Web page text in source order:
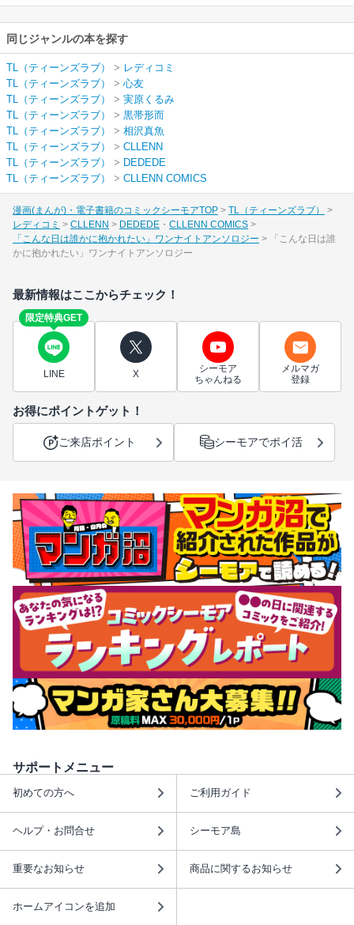
同じジャンルの本を探す
TL（ティーンズラブ） > レディコミ
TL（ティーンズラブ）
> 心友
TL（ティーンズラブ）
> 実原くるみ
TL（ティーンズラブ）
> 黒帯形而
TL（ティーンズラブ）
> 相沢真魚
TL（ティーンズラブ）
> CLLENN
TL（ティーンズラブ）
> DEDEDE
TL（ティーンズラブ）
> CLLENN COMICS
漫画(まんが)・電子書籍のコミックシーモアTOP
TL（ティーンズラブ）
レディコミ
CLLENN DEDEDE
CLLENN COMICS
「こんな日は誰かに抱かれたい」ワンナイトアンソロジー
「こんな日は誰
かに抱かれたい」ワンナイトアンソロジー
最新情報はここからチェック！
限定特典GET
LINE X
シーモア
ちゃんねる
メルマガ
登録
お得にポイントゲット！
ご来店ポイント シーモアでポイ活
サポートメニュー
初めての方へ ご利用ガイド
ヘルプ・お問合せ シーモア島
重要なお知らせ 商品に関するお知らせ
ホームアイコンを追加